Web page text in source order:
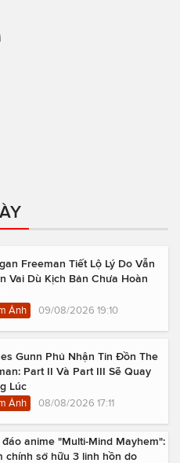
Freeman Tiết Lộ Lý Do Vẫn
Vai Dù Kịch Bản Chưa Hoàn
Ảnh 09/08/2026 19:10
Gunn Phủ Nhận Tin Đồn The
Part II Và Part III Sẽ Quay
Lúc
Ảnh 08/08/2026 17:11
anime "Multi-Mind Mayhem":
chính sở hữu 3 linh hồn do